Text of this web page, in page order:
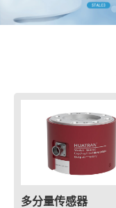
多分量传感器